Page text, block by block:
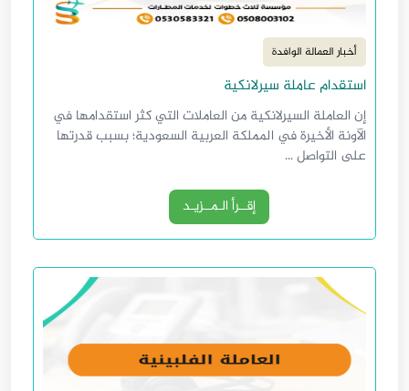
أخبار العمالة الوافدة
استقدام عاملة سيرلانكية
إن العاملة السيرلانكية من العاملات التي كثر استقدامها في
الآونة الأخيرة في المملكة العربية السعودية؛ بسبب قدرتها
على التواصل ...
إقــرأ الـمــزيـد